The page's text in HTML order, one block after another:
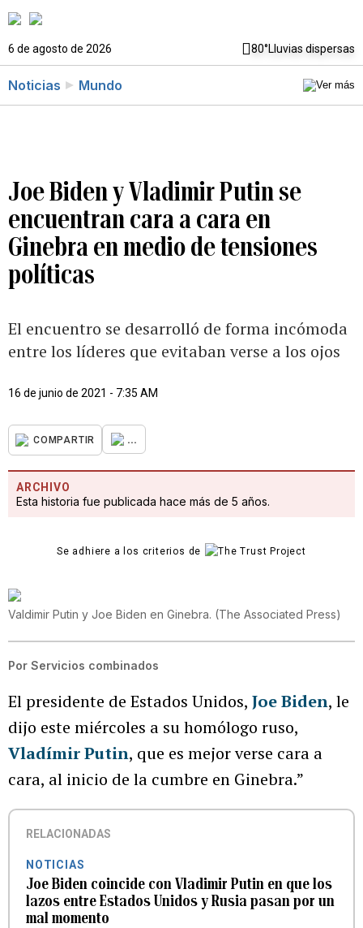
6 de agosto de 2026 80°Lluvias dispersas
Noticias Mundo
Joe Biden y Vladimir Putin se
encuentran cara a cara en
Ginebra en medio de tensiones
políticas
El encuentro se desarrolló de forma incómoda
entre los líderes que evitaban verse a los ojos
16 de junio de 2021 - 7:35 AM
COMPARTIR ...
ARCHIVO
Esta historia fue publicada hace más de 5 años.
Se adhiere a los criterios de
Valdimir Putin y Joe Biden en Ginebra. (The Associated Press)
Por Servicios combinados
El presidente de Estados Unidos, Joe Biden, le
dijo este miércoles a su homólogo ruso,
Vladímir Putin, que es mejor verse cara a
cara, al inicio de la cumbre en Ginebra.”
RELACIONADAS
NOTICIAS
Joe Biden coincide con Vladimir Putin en que los
lazos entre Estados Unidos y Rusia pasan por un
mal momento